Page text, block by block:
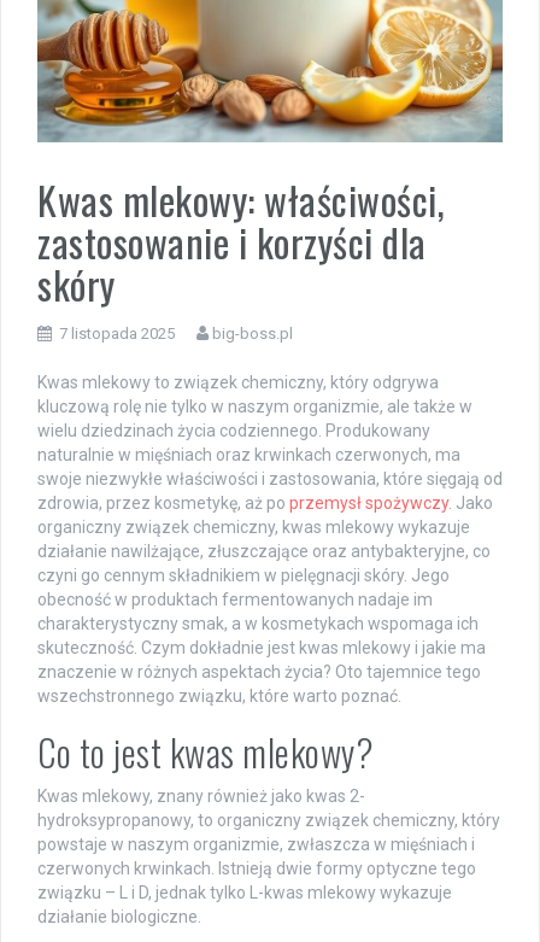
Kwas mlekowy: właściwości,
zastosowanie i korzyści dla
skóry
7 listopada 2025 big-boss.pl
Kwas mlekowy to związek chemiczny, który odgrywa
kluczową rolę nie tylko w naszym organizmie, ale także w
wielu dziedzinach życia codziennego. Produkowany
naturalnie w mięśniach oraz krwinkach czerwonych, ma
swoje niezwykłe właściwości i zastosowania, które sięgają od
zdrowia, przez kosmetykę, aż po przemysł spożywczy. Jako
organiczny związek chemiczny, kwas mlekowy wykazuje
działanie nawilżające, złuszczające oraz antybakteryjne, co
czyni go cennym składnikiem w pielęgnacji skóry. Jego
obecność w produktach fermentowanych nadaje im
charakterystyczny smak, a w kosmetykach wspomaga ich
skuteczność. Czym dokładnie jest kwas mlekowy i jakie ma
znaczenie w różnych aspektach życia? Oto tajemnice tego
wszechstronnego związku, które warto poznać.
Co to jest kwas mlekowy?
Kwas mlekowy, znany również jako kwas 2-
hydroksypropanowy, to organiczny związek chemiczny, który
powstaje w naszym organizmie, zwłaszcza w mięśniach i
czerwonych krwinkach. Istnieją dwie formy optyczne tego
związku – L i D, jednak tylko L-kwas mlekowy wykazuje
działanie biologiczne.